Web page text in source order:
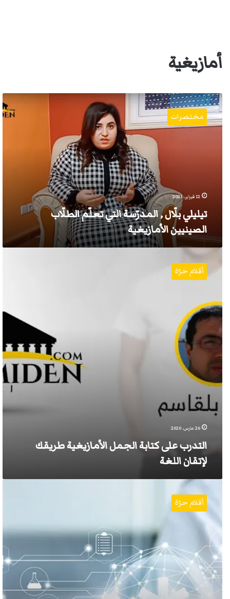
أمازيغية
تيليلي
بلّال
,
المدرّسة
مختصرات
12 فبراير، 2021
تيليلي بلّال , المدرّسة التي تعلّم الطلّاب
الصينيين الأمازيغية
التدرب
على
كتابة
طريقك
لإتقان
اللغة
أقلام حرّة
26 مارس، 2020
التدرب على كتابة الجمل الأمازيغية طريقك
لإتقان اللغة
مصطلحات
طبية
وصحية
باللغة
الأمازيغية
أقلام حرّة